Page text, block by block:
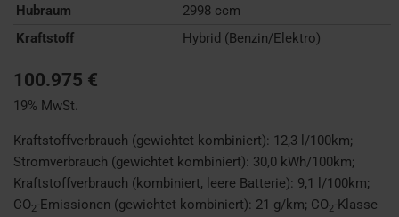
Hubraum
2998 ccm
Kraftstoff
Hybrid (Benzin/Elektro)
100.975 €
19% MwSt.
Kraftstoffverbrauch (gewichtet kombiniert): 12,3 l/100km;
Stromverbrauch (gewichtet kombiniert): 30,0 kWh/100km;
Kraftstoffverbrauch (kombiniert, leere Batterie): 9,1 l/100km;
CO2-Emissionen (gewichtet kombiniert): 21 g/km; CO2-Klasse